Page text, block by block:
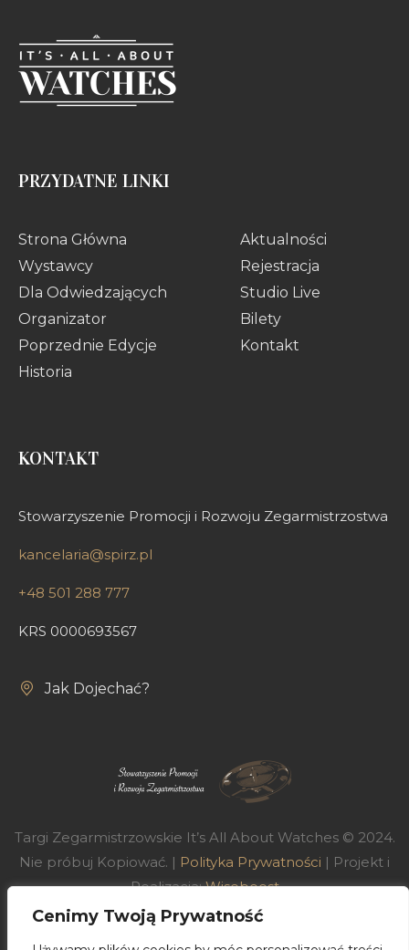
Cenimy Twoją Prywatność
PRZYDATNE LINKI
Strona Główna
Wystawcy
Dla Odwiedzających
Organizator
Poprzednie Edycje
Historia
Aktualności
Rejestracja
Studio Live
Bilety
Kontakt
KONTAKT
Stowarzyszenie Promocji i Rozwoju Zegarmistrzostwa
kancelaria@spirz.pl
+48 501 288 777
KRS 0000693567
Jak Dojechać?
Targi Zegarmistrzowskie It’s All About Watches © 2024.
Nie próbuj Kopiować. | Polityka Prywatności | Projekt i
Realizacja:Wiseboost